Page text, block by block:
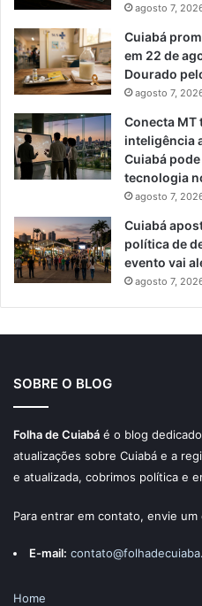
agosto 7,
Cuiabá
em 22 de
Dourado
agosto 7,
Conecta MT
inteligência
Cuiabá
tecnologia
agosto 7,
Cuiabá
política de
evento vai
agosto 7,
SOBRE O BLOG
Folha de Cuiabá é o blog
atualizações sobre Cuiabá e a
e atualizada, cobrimos política e
Para entrar em contato, envie um
E-mail:
Home